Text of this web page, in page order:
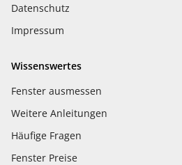
Datenschutz
Impressum
Wissenswertes
Fenster ausmessen
Weitere Anleitungen
Häufige Fragen
Fenster Preise